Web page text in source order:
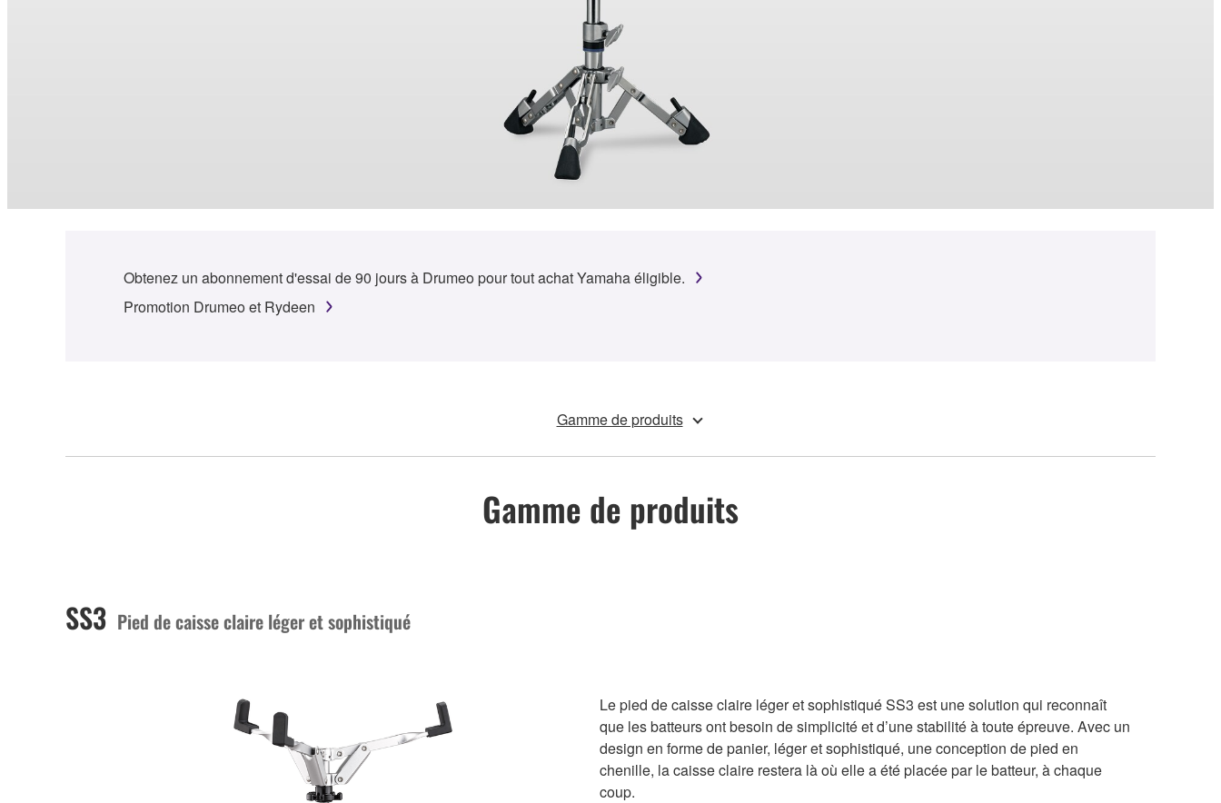
Obtenez un abonnement d'essai de 90 jours à Drumeo pour tout achat Yamaha éligible.
Promotion Drumeo et Rydeen
Gamme de produits
Gamme de produits
SS3 Pied de caisse claire léger et sophistiqué
Le pied de caisse claire léger et sophistiqué SS3 est une solution qui reconnaît
que les batteurs ont besoin de simplicité et d’une stabilité à toute épreuve. Avec un
design en forme de panier, léger et sophistiqué, une conception de pied en
chenille, la caisse claire restera là où elle a été placée par le batteur, à chaque
coup.